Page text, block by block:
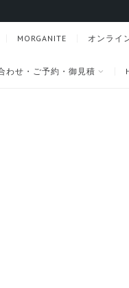
MORGANITE オンライ
わせ・ご予約・御見積